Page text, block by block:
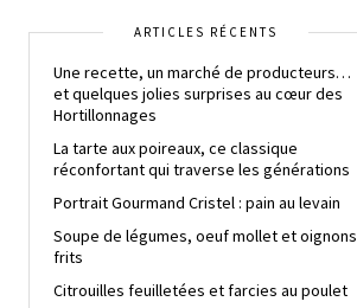
ARTICLES RÉCENTS
Une recette, un marché de producteurs…
et quelques jolies surprises au cœur des
Hortillonnages
La tarte aux poireaux, ce classique
réconfortant qui traverse les générations
Portrait Gourmand Cristel : pain au levain
Soupe de légumes, oeuf mollet et oignons
frits
Citrouilles feuilletées et farcies au poulet